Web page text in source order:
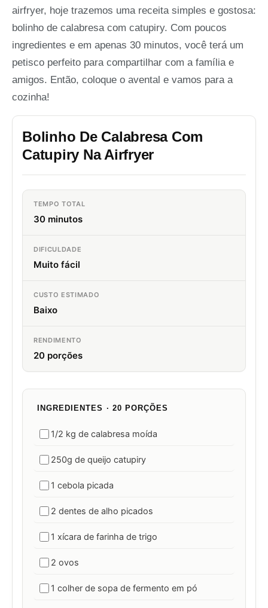
airfryer, hoje trazemos uma receita simples e gostosa:
bolinho de calabresa com catupiry. Com poucos
ingredientes e em apenas 30 minutos, você terá um
petisco perfeito para compartilhar com a família e
amigos. Então, coloque o avental e vamos para a
cozinha!
Bolinho De Calabresa Com
Catupiry Na Airfryer
TEMPO TOTAL
30 minutos
DIFICULDADE
Muito fácil
CUSTO ESTIMADO
Baixo
RENDIMENTO
20 porções
INGREDIENTES · 20 PORÇÕES
1/2 kg de calabresa moída
250g de queijo catupiry
1 cebola picada
2 dentes de alho picados
1 xícara de farinha de trigo
2 ovos
1 colher de sopa de fermento em pó